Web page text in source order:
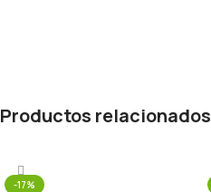
Productos relacionados
-17%